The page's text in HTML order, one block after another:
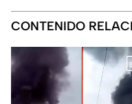
CONTENIDO